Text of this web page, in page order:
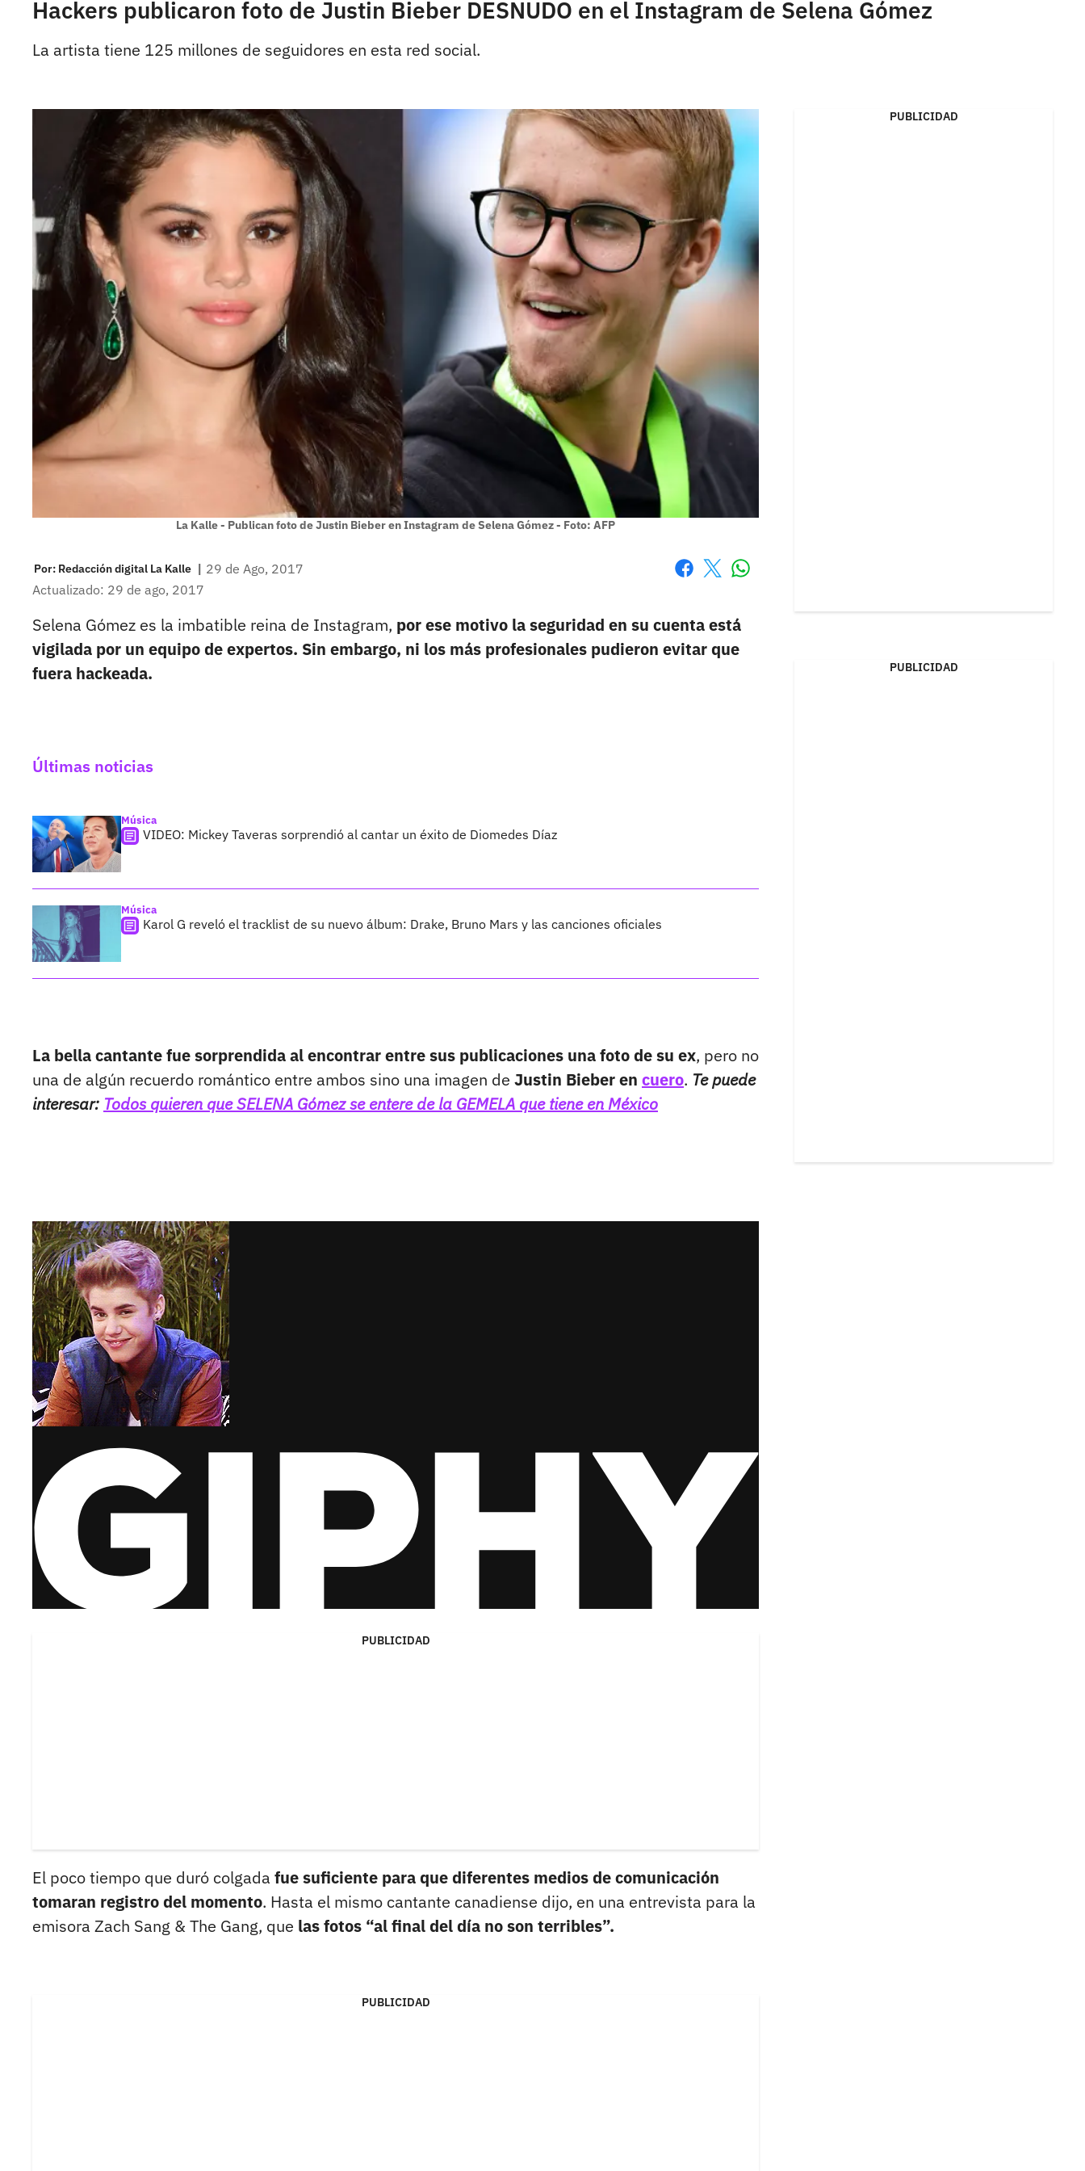
Hackers publicaron foto de Justin Bieber DESNUDO en el Instagram de Selena Gómez
La artista tiene 125 millones de seguidores en esta red social.
La Kalle - Publican foto de Justin Bieber en Instagram de Selena Gómez - Foto: AFP
Por: Redacción digital La Kalle | 29 de Ago, 2017
Actualizado: 29 de ago, 2017
Selena Gómez es la imbatible reina de Instagram, por ese motivo la seguridad en su cuenta está
vigilada por un equipo de expertos. Sin embargo, ni los más profesionales pudieron evitar que
fuera hackeada.
Últimas noticias
Música
VIDEO: Mickey Taveras sorprendió al cantar un éxito de Diomedes Díaz
Música
Karol G reveló el tracklist de su nuevo álbum: Drake, Bruno Mars y las canciones oficiales
La bella cantante fue sorprendida al encontrar entre sus publicaciones una foto de su ex, pero no
una de algún recuerdo romántico entre ambos sino una imagen de Justin Bieber en cuero. Te puede
interesar: Todos quieren que SELENA Gómez se entere de la GEMELA que tiene en México
PUBLICIDAD
El poco tiempo que duró colgada fue suficiente para que diferentes medios de comunicación
tomaran registro del momento. Hasta el mismo cantante canadiense dijo, en una entrevista para la
emisora Zach Sang & The Gang, que las fotos “al final del día no son terribles”.
PUBLICIDAD
PUBLICIDAD
PUBLICIDAD